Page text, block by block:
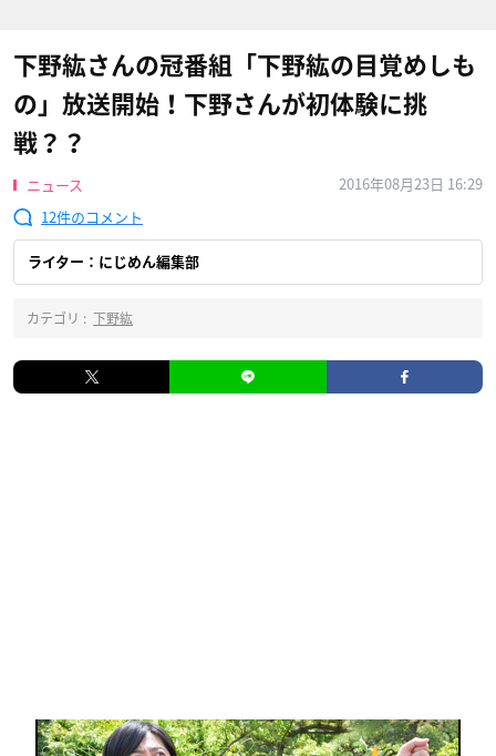
下野紘さんの冠番組「下野紘の目覚めしも
の」放送開始！下野さんが初体験に挑
戦？？
ニュース
2016年08月23日 16:29
12
ライター：にじめん編集部
カテゴリ : 下野紘